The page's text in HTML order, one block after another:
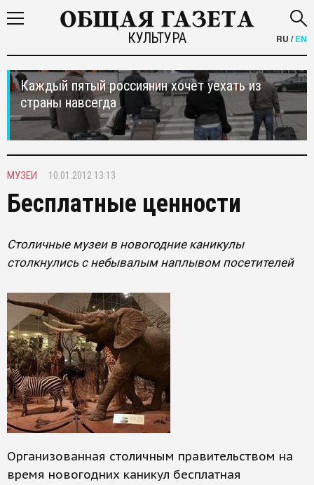
КУЛЬТУРА RU /EN
Каждый пятый россиянин хочет уехать из
страны навсегда
МУЗЕИ 10.01.2012 13:13
Бесплатные ценности
Столичные музеи в новогодние каникулы
столкнулись с небывалым наплывом посетителей
Организованная столичным правительством на
время новогодних каникул бесплатная